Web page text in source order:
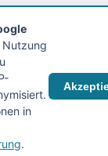
Rechte
Nutzung
in
.